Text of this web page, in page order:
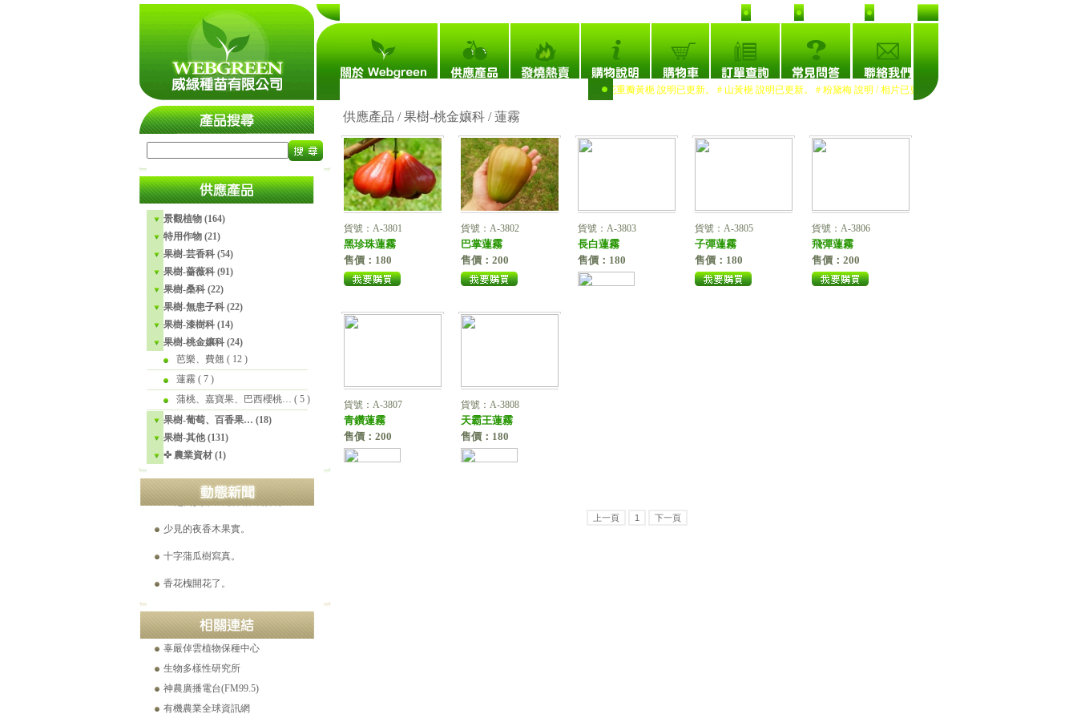
瀏覽人次：4,703,189 首頁 加入收藏 推薦友人
# 黃實海棠 說明 / 相片已更新。 # 大花重瓣黃梔 說明已更新。 # 山黃梔 說明已更新。 # 粉黛梅 說明 / 相片已更新。 # 熙宮梅 說明已更新。
景觀植物 (164)
特用作物 (21)
果樹-芸香科 (54)
果樹-薔薇科 (91)
果樹-桑科 (22)
果樹-無患子科 (22)
果樹-漆樹科 (14)
果樹-桃金孃科 (24)
芭樂、費翹 ( 12 )
蓮霧( 7 )
蒲桃、嘉寶果、巴西櫻桃…
( 5 )
果樹-葡萄、百香果… (18)
果樹-其他 (131)
✜ 農業資材 (1)
平地蘋果實拍。2021-07-23
溫帶梨平地結果。2021-05-15
☎ 工程苗木產品目錄 (Ver.16)
美國爺爺花25年，找到千種「絕跡蘋果」。
✜ 超高負離子元件 詳細說明
少見的夜香木果實。
十字蒲瓜樹寫真。
香花槐開花了。
白花野牡丹逆轉腎病之舊刊登載。(2021-12-26)
辜嚴倬雲植物保種中心
生物多樣性研究所
神農廣播電台(FM99.5)
有機農業全球資訊網
供應產品 / 果樹-桃金孃科 /蓮霧
貨號：A-3801
黑珍珠蓮霧
售價：180
貨號：A-3802
巴掌蓮霧
售價：200
貨號：A-3803
長白蓮霧
售價：180
貨號：A-3805
子彈蓮霧
售價：180
貨號：A-3806
飛彈蓮霧
售價：200
貨號：A-3807
青鑽蓮霧
售價：200
貨號：A-3808
天霸王蓮霧
售價：180
上一頁 1 下一頁